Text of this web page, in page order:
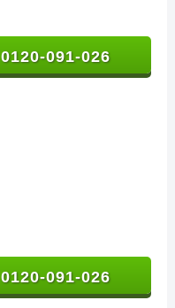
0120-091-026
0120-091-026